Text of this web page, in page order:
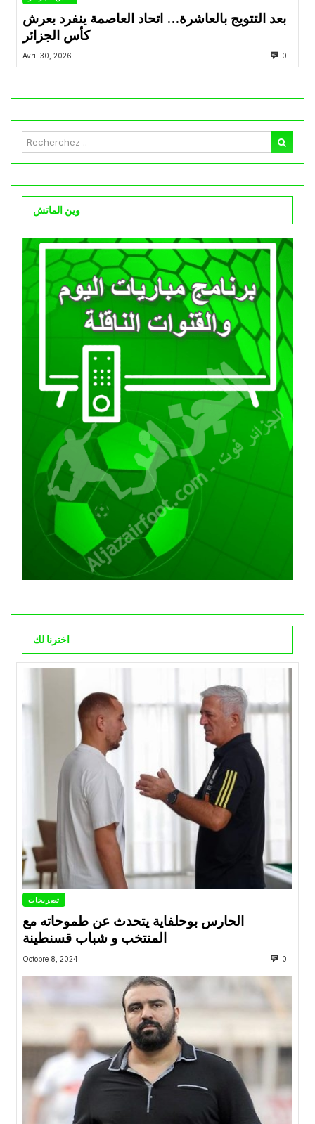
بعد التتويج بالعاشرة… اتحاد العاصمة ينفرد بعرش
كأس الجزائر
Avril 30, 2026 0
وين الماتش
اخترنا لك
تصريحات
الحارس بوحلفاية يتحدث عن طموحاته مع
المنتخب و شباب قسنطينة
Octobre 8, 2024 0